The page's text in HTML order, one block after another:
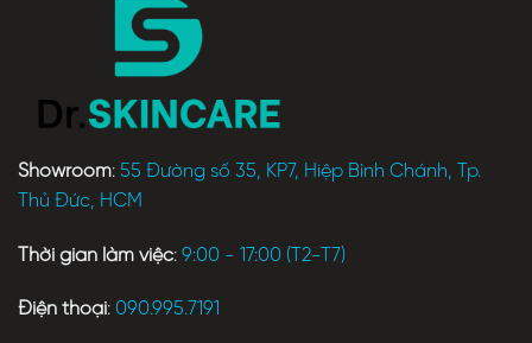
Showroom: 55 Đường số 35, KP7, Hiệp Bình Chánh, Tp.
Thủ Đức, HCM
Thời gian làm việc: 9:00 - 17:00 (T2-T7)
Điện thoại: 090.995.7191